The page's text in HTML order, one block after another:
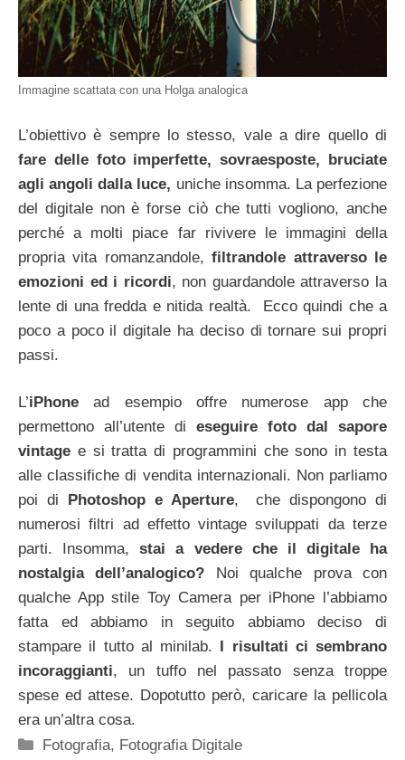
Immagine scattata con una Holga analogica
L’obiettivo è sempre lo stesso, vale a dire quello di
fare delle foto imperfette, sovraesposte, bruciate
agli angoli dalla luce, uniche insomma. La perfezione
del digitale non è forse ciò che tutti vogliono, anche
perché a molti piace far rivivere le immagini della
propria vita romanzandole,filtrandole attraverso le
emozioni ed i ricordi, non guardandole attraverso la
lente di una fredda e nitida realtà. Ecco quindi che a
poco a poco il digitale ha deciso di tornare sui propri
passi.
L’iPhone ad esempio offre numerose app che
permettono all’utente di eseguire foto dal sapore
vintage e si tratta di programmini che sono in testa
alle classifiche di vendita internazionali. Non parliamo
poi di Photoshop e Aperture, che dispongono di
numerosi filtri ad effetto vintage sviluppati da terze
parti. Insomma,stai a vedere che il digitale ha
nostalgia dell’analogico? Noi qualche prova con
qualche App stile Toy Camera per iPhone l’abbiamo
fatta ed abbiamo in seguito abbiamo deciso di
stampare il tutto al minilab. I risultati ci sembrano
incoraggianti, un tuffo nel passato senza troppe
spese ed attese. Dopotutto però, caricare la pellicola
era un’altra cosa.
Categorie
Fotografia, Fotografia Digitale